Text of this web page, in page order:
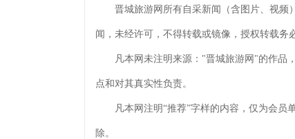
晋城旅游网所有自采新闻（含图片、视频
闻，未经许可，不得转载或镜像，授权转载务
凡本网未注明来源："晋城旅游网"的作品，
点和对其真实性负责。
凡本网注明“推荐”字样的内容，仅为会员
除。